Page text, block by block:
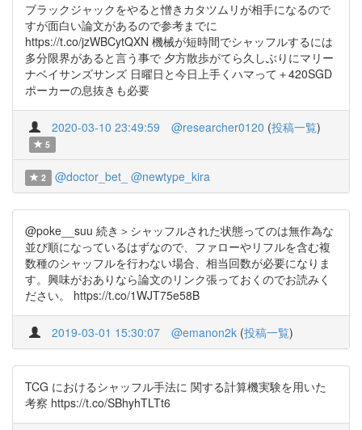
ブラックジャックをやると憎きカタツムリが相手になるので
すが面白い論文があるので参考までに
https://t.co/jzWBCytQXN 機械が短時間でシャッフルするには
多分限界があると言う事で 夕方散歩がてら久しぶりにマリー
ナベイサンズサンズ 日曜日と今日上手くハマって＋420SGD
ポーカーの息抜きも必要
2020-03-10 23:49:59 @researcher0120 (投稿一覧)
5
2 @doctor_bet_ @newtype_kira
@poke__suu 続き＞シャッフルされた状態ってのは無作為な
並び順になっているはずなので、ファローやリフルを含む複
数種のシャッフルを行わない場合、相当回数が必要になりま
す。興味がおありなら論文のリンク張っておくのでお読みく
ださい。 https://t.co/1WJT75e58B
2019-03-01 15:30:07 @emanon2k (投稿一覧)
TCG におけるシャッフル手法に 関する計算機実験を用いた
考察 https://t.co/SBhyhTLTt6